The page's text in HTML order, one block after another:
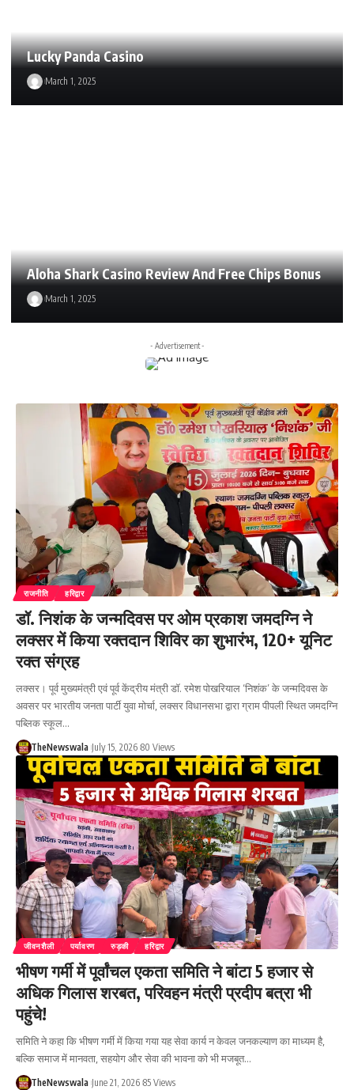
Lucky Panda Casino
March 1, 2025
Aloha Shark Casino Review And Free Chips Bonus
March 1, 2025
- Advertisement -
राजनीति हरिद्वार
डॉ. निशंक के जन्मदिवस पर ओम प्रकाश जमदग्नि ने
लक्सर में किया रक्तदान शिविर का शुभारंभ, 120+ यूनिट
रक्त संग्रह
लक्सर। पूर्व मुख्यमंत्री एवं पूर्व केंद्रीय मंत्री डॉ. रमेश पोखरियाल ‘निशंक’ के जन्मदिवस के
अवसर पर भारतीय जनता पार्टी युवा मोर्चा, लक्सर विधानसभा द्वारा ग्राम पीपली स्थित जमदग्नि
पब्लिक स्कूल…
TheNewswala July 15, 2026 80 Views
जीवनशैली पर्यावरण रुड़की हरिद्वार
भीषण गर्मी में पूर्वांचल एकता समिति ने बांटा 5 हजार से
अधिक गिलास शरबत, परिवहन मंत्री प्रदीप बत्रा भी
पहुंचे!
समिति ने कहा कि भीषण गर्मी में किया गया यह सेवा कार्य न केवल जनकल्याण का माध्यम है,
बल्कि समाज में मानवता, सहयोग और सेवा की भावना को भी मजबूत…
TheNewswala June 21, 2026 85 Views